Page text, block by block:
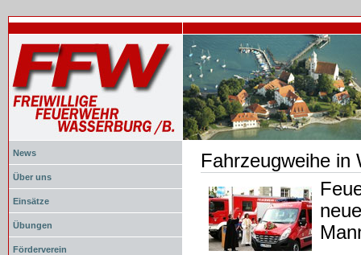
News
Über uns
Einsätze
Übungen
Förderverein
Fahrzeugweihe in
Document
Actions